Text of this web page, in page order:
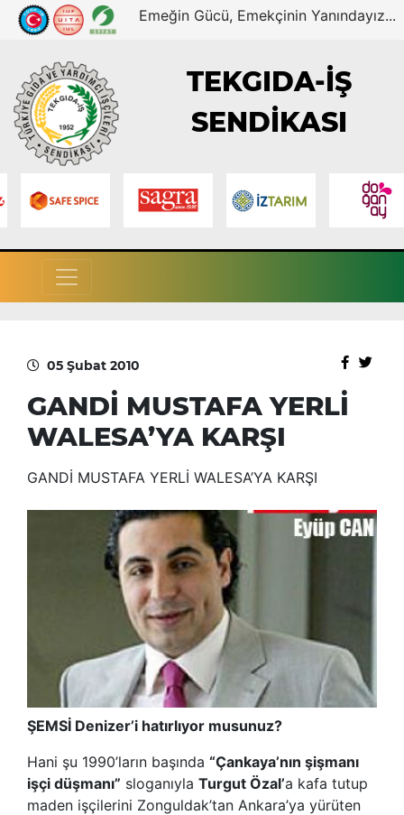
Emeğin Gücü, Emekçinin Yanındayız...
TEKGIDA-İŞ
SENDİKASI
05 Şubat 2010
GANDİ MUSTAFA YERLİ
WALESA’YA KARŞI
GANDİ MUSTAFA YERLİ WALESA’YA KARŞI
ŞEMSİ Denizer’i hatırlıyor musunuz?
Hani şu 1990’ların başında “Çankaya’nın şişmanı
işçi düşmanı” sloganıyla Turgut Özal’a kafa tutup
maden işçilerini Zonguldak’tan Ankara’ya yürüten